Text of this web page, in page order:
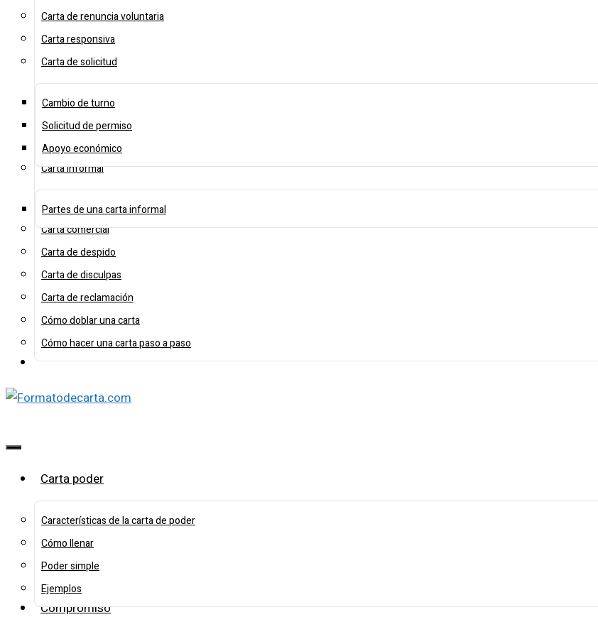
Carta de renuncia voluntaria
Carta responsiva
Carta de solicitud
Cambio de turno
Solicitud de permiso
Apoyo económico
Carta informal
Partes de una carta informal
Carta comercial
Carta de despido
Carta de disculpas
Carta de reclamación
Cómo doblar una carta
Cómo hacer una carta paso a paso
Menú
Carta poder
Características de la carta de poder
Cómo llenar
Poder simple
Ejemplos
Compromiso